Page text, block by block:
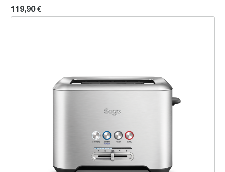
119,90 €
the 'A Bit More'™ 2 Scheiben Toaster